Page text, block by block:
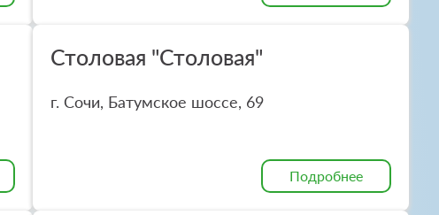
Столовая "Столовая"
г. Сочи, Батумское шоссе, 69
Подробнее